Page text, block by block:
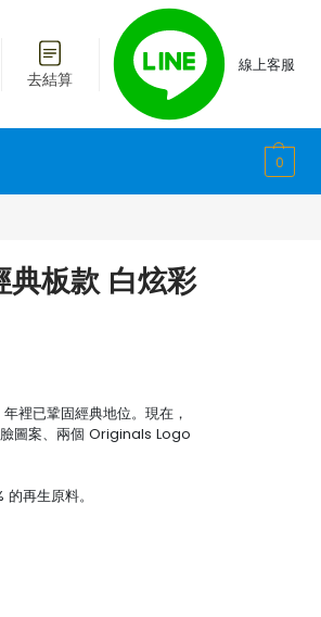
去結算
線上客服
0
板款 白炫彩
裡已鞏固經典地位。現在，
圖案、兩個 Originals Logo
再生原料。